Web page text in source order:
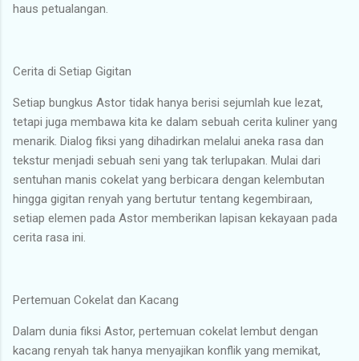
haus petualangan.
Cerita di Setiap Gigitan
Setiap bungkus Astor tidak hanya berisi sejumlah kue lezat,
tetapi juga membawa kita ke dalam sebuah cerita kuliner yang
menarik. Dialog fiksi yang dihadirkan melalui aneka rasa dan
tekstur menjadi sebuah seni yang tak terlupakan. Mulai dari
sentuhan manis cokelat yang berbicara dengan kelembutan
hingga gigitan renyah yang bertutur tentang kegembiraan,
setiap elemen pada Astor memberikan lapisan kekayaan pada
cerita rasa ini.
Pertemuan Cokelat dan Kacang
Dalam dunia fiksi Astor, pertemuan cokelat lembut dengan
kacang renyah tak hanya menyajikan konflik yang memikat,